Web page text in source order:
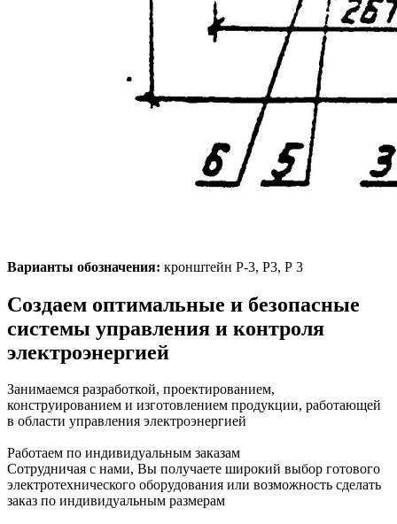
Варианты обозначения: кронштейн Р-3, Р3, Р 3
Создаем оптимальные и безопасные
системы управления и контроля
электроэнергией
Занимаемся разработкой, проектированием,
конструированием и изготовлением продукции, работающей
в области управления электроэнергией
Работаем по индивидуальным заказам
Сотрудничая с нами, Вы получаете широкий выбор готового
электротехнического оборудования или возможность сделать
заказ по индивидуальным размерам